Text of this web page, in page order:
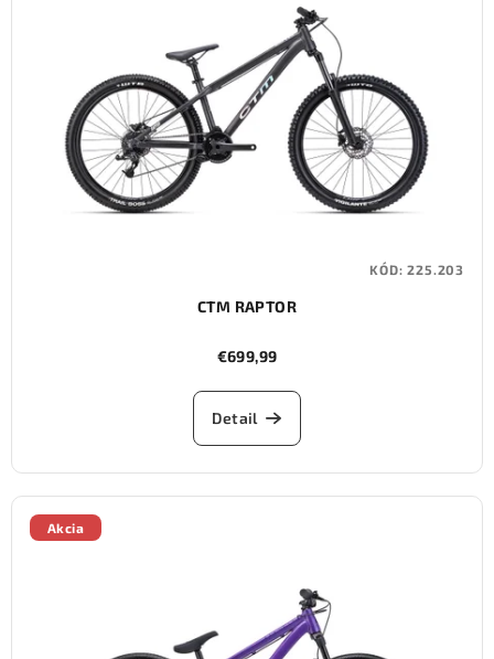
CTM RAPTOR
€699,99
Detail
KÓD:225.203
Akcia